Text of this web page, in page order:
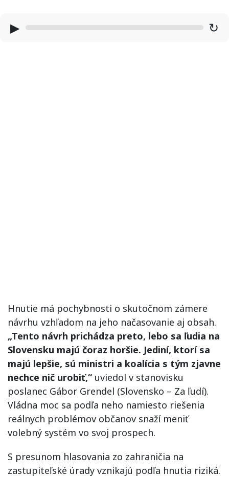
▶ ↻
Hnutie má pochybnosti o skutočnom zámere
návrhu vzhľadom na jeho načasovanie aj obsah.
„Tento návrh prichádza preto, lebo sa ľudia na
Slovensku majú čoraz horšie. Jediní, ktorí sa
majú lepšie, sú ministri a koalícia s tým zjavne
nechce nič urobiť,“ uviedol v stanovisku
poslanec Gábor Grendel (Slovensko – Za ľudí).
Vládna moc sa podľa neho namiesto riešenia
reálnych problémov občanov snaží meniť
volebný systém vo svoj prospech.
S presunom hlasovania zo zahraničia na
zastupiteľské úrady vznikajú podľa hnutia riziká.